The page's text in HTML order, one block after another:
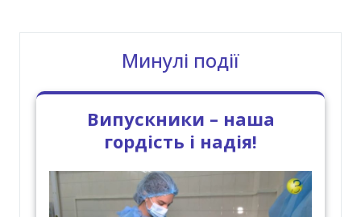
Минулі події
Випускники – наша
гордість і надія!